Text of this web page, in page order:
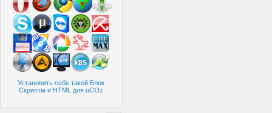
Установить себе такой Блок
Скрипты и HTML для uCOz